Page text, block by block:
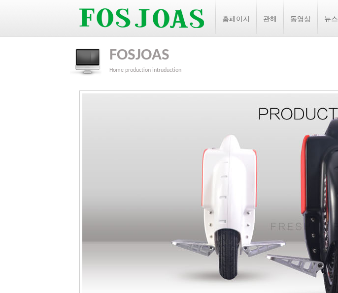
홈페이지 관해 동영상 뉴스
FOSJOAS
Home production intruduction